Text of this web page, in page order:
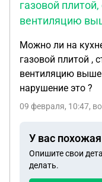
газовой
вентиляцию
Можно ли на
газовой плитой ,
вентиляцию выше
нарушение это ?
09 февраля, 10:47,
У вас
Опишите свои
делать.